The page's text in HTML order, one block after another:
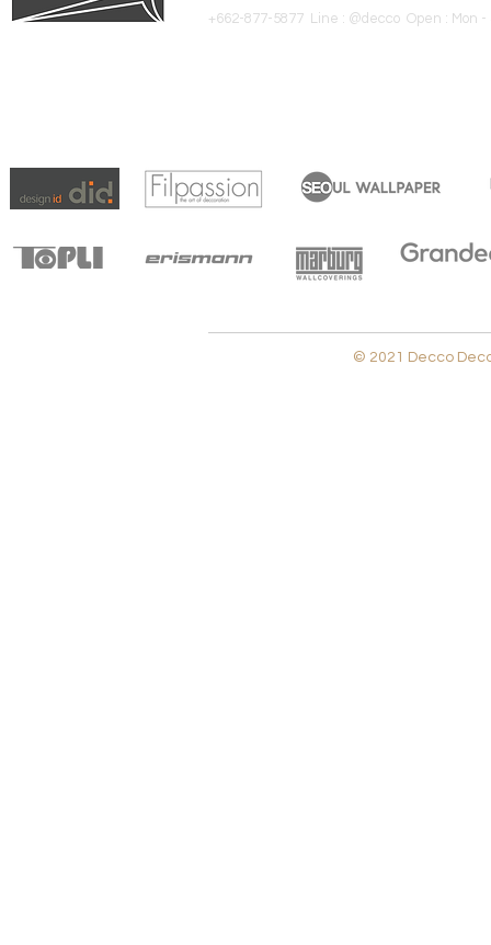
+662-877-5877 Line : @decco Open : Mon -
© 2021 Decco